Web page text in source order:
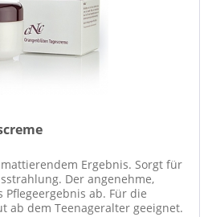
Ergebnis. Sorgt für
Der angenehme,
ab. Für die
ab dem Teenageralter geeignet.